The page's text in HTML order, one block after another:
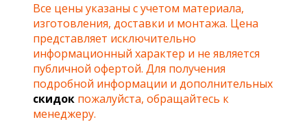
Все цены указаны с учетом материала,
изготовления, доставки и монтажа. Цена
представляет исключительно
информационный характер и не является
публичной офертой. Для получения
подробной информации и дополнительных
скидок пожалуйста, обращайтесь к
менеджеру.